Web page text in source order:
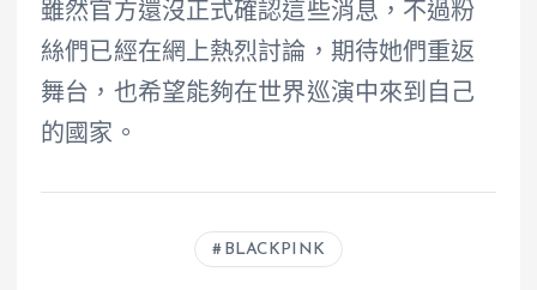
雖然官方還沒正式確認這些消息，不過粉
絲們已經在網上熱烈討論，期待她們重返
舞台，也希望能夠在世界巡演中來到自己
的國家。
BLACKPINK